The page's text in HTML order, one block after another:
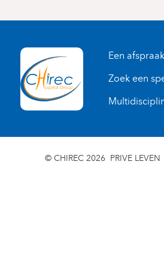
Een
Zoek een
© CHIREC 2026 PRIVE LEVEN